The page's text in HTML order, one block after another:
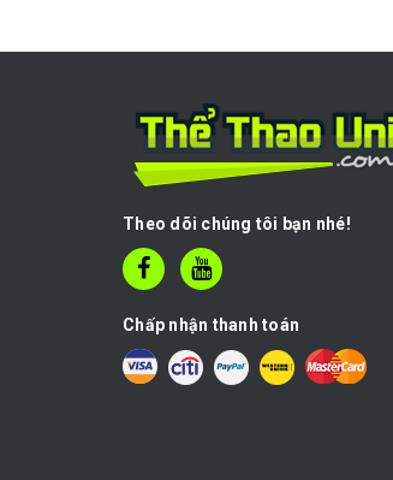
Theo dõi chúng tôi bạn nhé!
Chấp nhận thanh toán